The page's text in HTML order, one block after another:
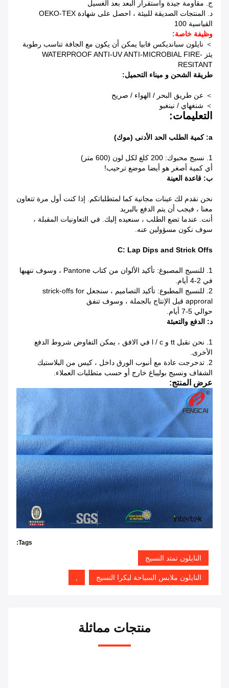
ج. مقاومة جيدة واستقرار البعد بعد الغسيل
د. المنتجات الصديقة للبيئة ، احصل على شهادة OEKO-TEX
القياسية 100
وظيفة خاصة:
＞ نايلون سبانديكس فابيا يمكن أن يكون مع الجافة تناسب رطوبة
يئز WATERPROOF ANTI-UV ANTI-MICROBIAL FIRE-
RESITANT
طريقة الشحن و ميناء التحميل:
＞ عن طريق البحر / الهواء / صريح
＞ شنغهاي / نينغبو
التعليمات:
a: كمية الطلب الحد الأدنى (موك)
1. نسيج محبوك: 200 كلغ لكل لون (600 متر)
أي كمية أصغر هو أيضا موضع ترحيب!
ب: قاعدة العينة
نحن نقدم لك عينات مجانية كما لمتطلباتكم. إذا كنت أول مرة تتعاون
معنا ، فيجب أن يتم الدفع بالبريد
أنت. عندما تضع الطلب ، سنعيده إليك. في التعاونيات المقبلة ،
سوف نكون مسؤولين عنه.
C: Lap Dips and Strick Offs
1. للنسيج المصبوغ: تأكيد الألوان من كتاب Pantone ، وسوف ننهيها
في 2-4 أيام.
2. للنسيج المطبوع: تأكيد التصاميم ، سنجعل strick-offs for
approral قبل الإنتاج بالجملة ، وسوف تنفق
حوالي 5-7 أيام.
د: الدفع والتعبئة
1. نحن نقبل tt و l / c في الافق ، يمكن التفاوض شروط الدفع
الأخرى.
2. تدحرجت عادة مع أنبوب الورق داخل ، كيس من البلاستيك
الشفاف ونسيج بوليباغ خارج أو حسب متطلبات العملاء.
عرض المنتج:
Tags:
النايلون تمتد النسيج
النايلون ملابس السباحة ليكرا النسيج ,
منتجات مماثلة